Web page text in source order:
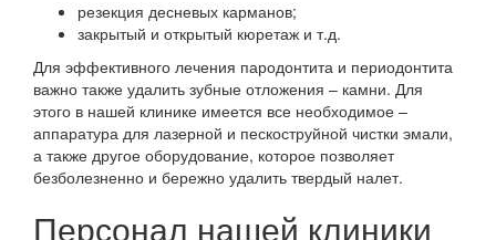
резекция десневых карманов;
закрытый и открытый кюретаж и т.д.
Для эффективного лечения пародонтита и периодонтита
важно также удалить зубные отложения – камни. Для
этого в нашей клинике имеется все необходимое –
аппаратура для лазерной и пескоструйной чистки эмали,
а также другое оборудование, которое позволяет
безболезненно и бережно удалить твердый налет.
Персонал нашей клиники